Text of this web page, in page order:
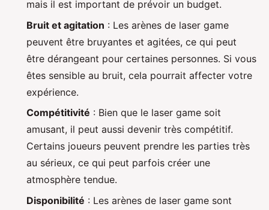
mais il est important de prévoir un budget.
Bruit et agitation : Les arènes de laser game
peuvent être bruyantes et agitées, ce qui peut
être dérangeant pour certaines personnes. Si vous
êtes sensible au bruit, cela pourrait affecter votre
expérience.
Compétitivité : Bien que le laser game soit
amusant, il peut aussi devenir très compétitif.
Certains joueurs peuvent prendre les parties très
au sérieux, ce qui peut parfois créer une
atmosphère tendue.
Disponibilité : Les arènes de laser game sont